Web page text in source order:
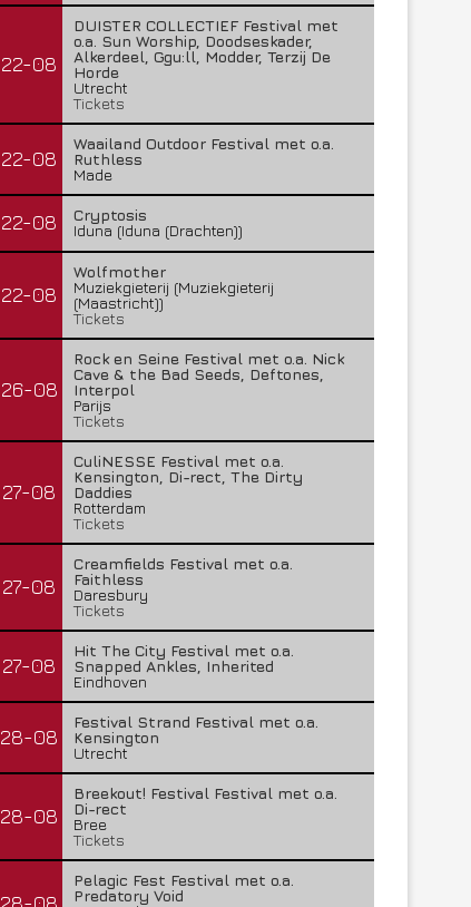
22-08
DUISTER COLLECTIEF Festival met
o.a. Sun Worship, Doodseskader,
Alkerdeel, Ggu:ll, Modder, Terzij De
Horde
Utrecht
Tickets
22-08
Waailand Outdoor Festival met o.a.
Ruthless
Made
22-08
Cryptosis
Iduna (Iduna (Drachten))
22-08
Wolfmother
Muziekgieterij (Muziekgieterij
(Maastricht))
Tickets
26-08
Rock en Seine Festival met o.a. Nick
Cave & the Bad Seeds, Deftones,
Interpol
Parijs
Tickets
27-08
CuliNESSE Festival met o.a.
Kensington, Di-rect, The Dirty
Daddies
Rotterdam
Tickets
27-08
Creamfields Festival met o.a.
Faithless
Daresbury
Tickets
27-08
Hit The City Festival met o.a.
Snapped Ankles, Inherited
Eindhoven
28-08
Festival Strand Festival met o.a.
Kensington
Utrecht
28-08
Breekout! Festival Festival met o.a.
Di-rect
Bree
Tickets
Pelagic Fest Festival met o.a.
Predatory Void